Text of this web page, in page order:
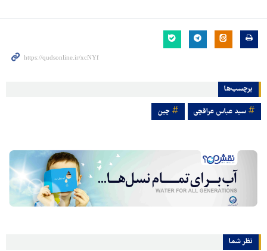
برچسب‌ها
سید عباس عراقچی چین
نظر شما